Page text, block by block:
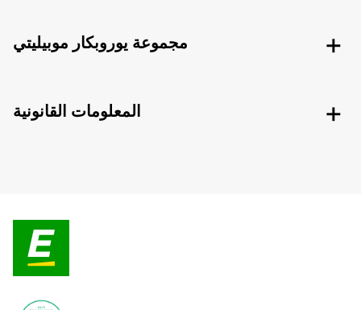
مجموعة يوروبكار موبيليتي
المعلومات القانونية